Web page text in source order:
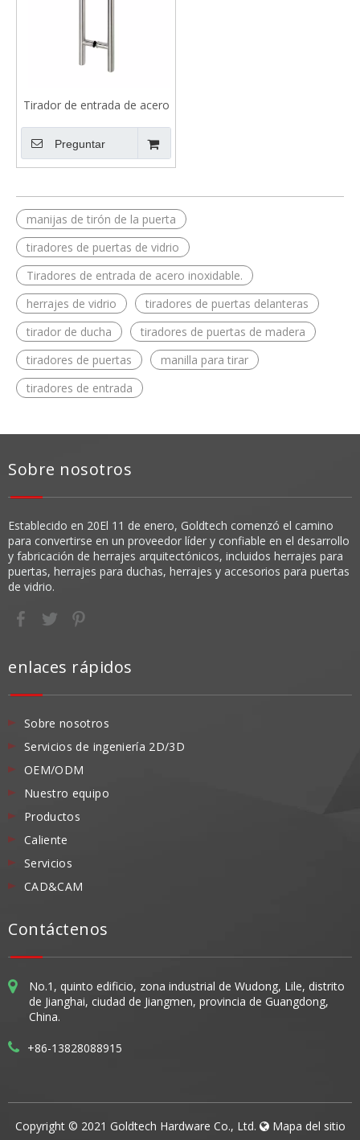
Tirador de entrada de acero
inoxidable en forma de H de
500 mm de longitud
Preguntar
manijas de tirón de la puerta
tiradores de puertas de vidrio
Tiradores de entrada de acero inoxidable.
herrajes de vidrio
tiradores de puertas delanteras
tirador de ducha
tiradores de puertas de madera
tiradores de puertas
manilla para tirar
tiradores de entrada
Sobre nosotros
Establecido en 20El 11 de enero, Goldtech comenzó el camino
para convertirse en un proveedor líder y confiable en el desarrollo
y fabricación de herrajes arquitectónicos, incluidos herrajes para
puertas, herrajes para duchas, herrajes y accesorios para puertas
de vidrio.
enlaces rápidos
Sobre nosotros
Servicios de ingeniería 2D/3D
OEM/ODM
Nuestro equipo
Productos
Caliente
Servicios
CAD&CAM
Contáctenos
No.1, quinto edificio, zona industrial de Wudong, Lile, distrito
de Jianghai, ciudad de Jiangmen, provincia de Guangdong,
China.
+86-13828088915
Copyright © 2021 Goldtech Hardware Co., Ltd. Mapa del sitio